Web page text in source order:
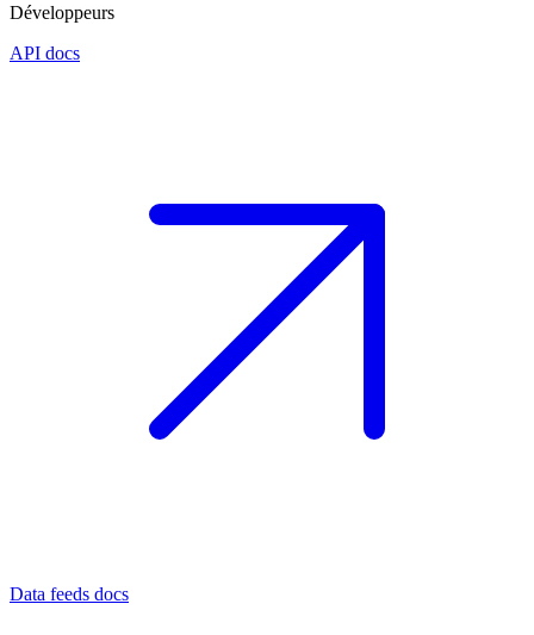
Développeurs
API docs
Data feeds docs